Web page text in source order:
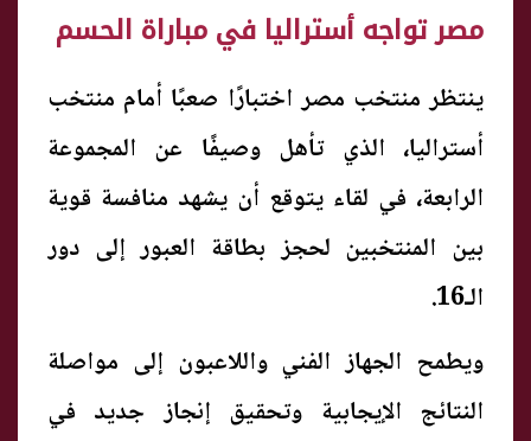
مصر تواجه أستراليا في مباراة الحسم
ينتظر منتخب مصر اختبارًا صعبًا أمام منتخب
أستراليا، الذي تأهل وصيفًا عن المجموعة
الرابعة، في لقاء يتوقع أن يشهد منافسة قوية
بين المنتخبين لحجز بطاقة العبور إلى دور
الـ16.
ويطمح الجهاز الفني واللاعبون إلى مواصلة
النتائج الإيجابية وتحقيق إنجاز جديد في